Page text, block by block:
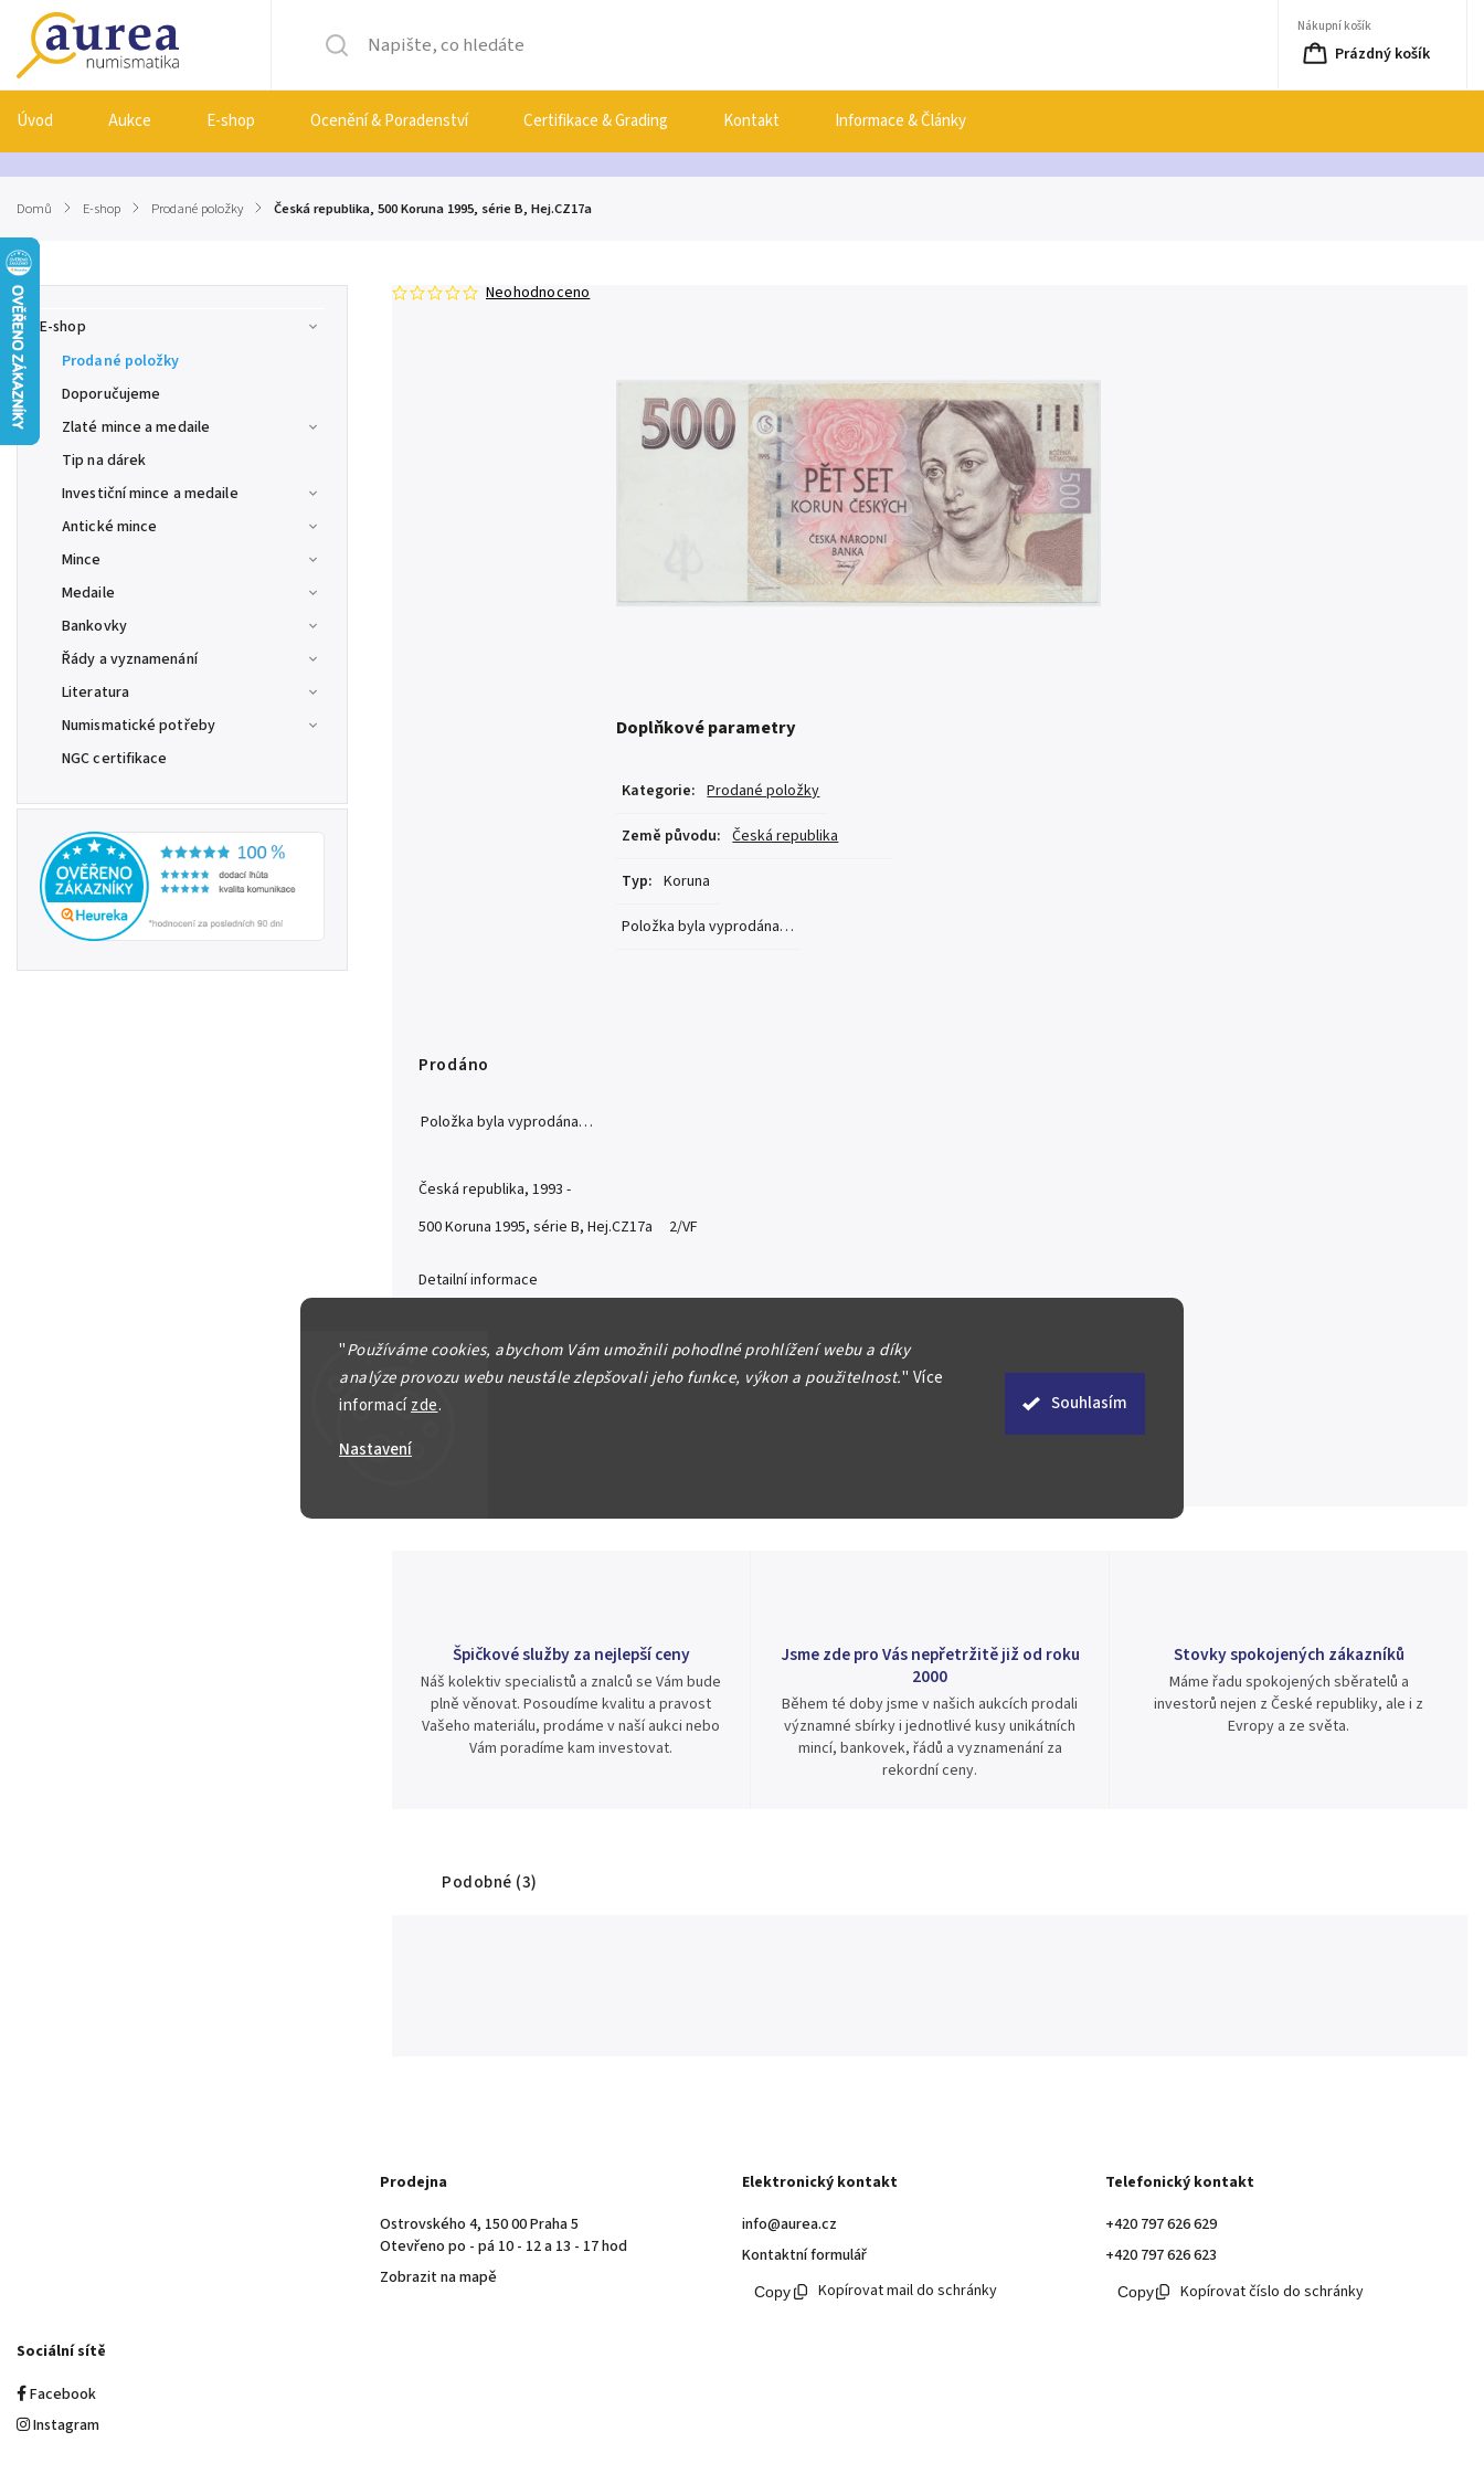
"Používáme cookies, abychom Vám umožnili pohodlné prohlížení webu a díky
analýze provozu webu neustále zlepšovali jeho funkce, výkon a použitelnost." Více
informacízde.
Nastavení
Souhlasím
Nákupní košík
Prázdný košík
Úvod Aukce E-shop Ocenění & Poradenství Certifikace & Grading Kontakt Informace & Články
Domů / E-shop / Prodané položky / Česká republika, 500 Koruna 1995, série B, Hej.CZ17a
E-shop
Prodané položky
Doporučujeme
Zlaté mince a medaile
Tip na dárek
Investiční mince a medaile
Antické mince
Mince
Medaile
Bankovky
Řády a vyznamenání
Literatura
Numismatické potřeby
NGC certifikace
Neohodnoceno
Doplňkové parametry
Kategorie: Prodané položky
Země původu: Česká republika
Typ: Koruna
Položka byla vyprodána…
Prodáno
Položka byla vyprodána…
Česká republika, 1993 -
500 Koruna 1995, série B, Hej.CZ17a 2/VF
Detailní informace
Zeptat se
Špičkové služby za nejlepší ceny
Náš kolektiv specialistů a znalců se Vám bude
plně věnovat. Posoudíme kvalitu a pravost
Vašeho materiálu, prodáme v naší aukci nebo
Vám poradíme kam investovat.
Jsme zde pro Vás nepřetržitě již od roku
2000
Během té doby jsme v našich aukcích prodali
významné sbírky i jednotlivé kusy unikátních
mincí, bankovek, řádů a vyznamenání za
rekordní ceny.
Stovky spokojených zákazníků
Máme řadu spokojených sběratelů a
investorů nejen z České republiky, ale i z
Evropy a ze světa.
Podobné (3)
Prodejna
Ostrovského 4, 150 00 Praha 5
Otevřeno po - pá 10 - 12 a 13 - 17 hod
Zobrazit na mapě
Elektronický kontakt
info@aurea.cz
Kontaktní formulář
Kopírovat mail do schránky
Telefonický kontakt
+420 797 626 629
+420 797 626 623
Kopírovat číslo do schránky
Sociální sítě
Facebook
Instagram